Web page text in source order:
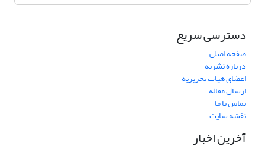
دسترسی سریع
صفحه اصلی
درباره نشریه
اعضای هیات تحریریه
ارسال مقاله
تماس با ما
نقشه سایت
آخرین اخبار